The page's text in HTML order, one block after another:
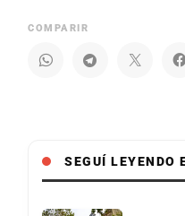
COMPARIR
SEGUÍ LEYENDO